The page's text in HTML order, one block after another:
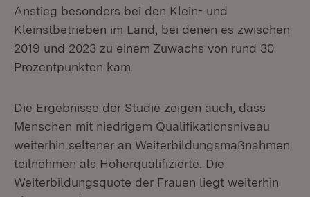
Anstieg besonders bei den Klein- und
Kleinstbetrieben im Land, bei denen es zwischen
2019 und 2023 zu einem Zuwachs von rund 30
Prozentpunkten kam.
Die Ergebnisse der Studie zeigen auch, dass
Menschen mit niedrigem Qualifikationsniveau
weiterhin seltener an Weiterbildungsmaßnahmen
teilnehmen als Höherqualifizierte. Die
Weiterbildungsquote der Frauen liegt weiterhin